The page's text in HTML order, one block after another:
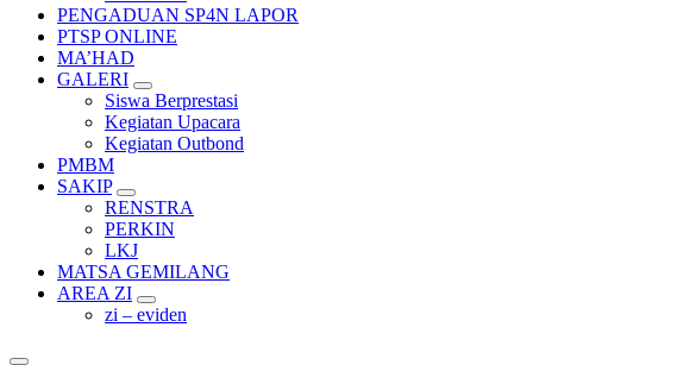
PENGADUAN SP4N LAPOR
PTSP ONLINE
MA’HAD
GALERI
Siswa Berprestasi
Kegiatan Upacara
Kegiatan Outbond
PMBM
SAKIP
RENSTRA
PERKIN
LKJ
MATSA GEMILANG
AREA ZI
zi – eviden